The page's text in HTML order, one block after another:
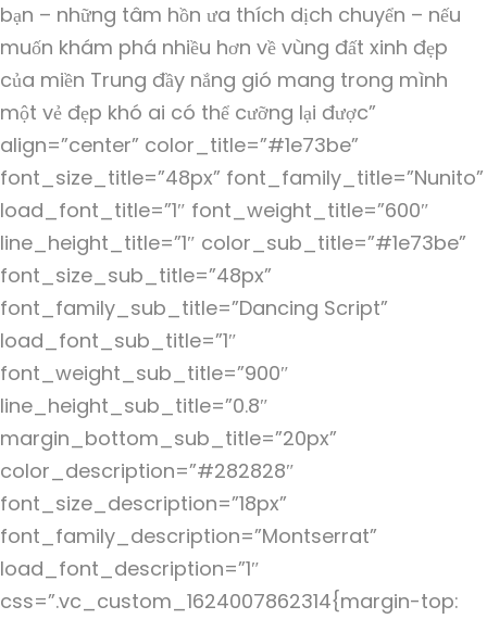
bạn – những tâm hồn ưa thích dịch chuyển – nếu
muốn khám phá nhiều hơn về vùng đất xinh đẹp
của miền Trung đầy nắng gió mang trong mình
một vẻ đẹp khó ai có thể cưỡng lại được”
align=”center” color_title=”#1e73be”
font_size_title=”48px” font_family_title=”Nunito”
load_font_title=”1″ font_weight_title=”600″
line_height_title=”1″ color_sub_title=”#1e73be”
font_size_sub_title=”48px”
font_family_sub_title=”Dancing Script”
load_font_sub_title=”1″
font_weight_sub_title=”900″
line_height_sub_title=”0.8″
margin_bottom_sub_title=”20px”
color_description=”#282828″
font_size_description=”18px”
font_family_description=”Montserrat”
load_font_description=”1″
css=”.vc_custom_1624007862314{margin-top: